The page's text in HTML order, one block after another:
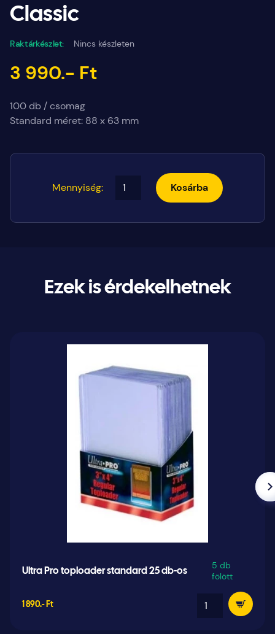
Classic
Raktárkészlet: Nincs készleten
3 990.- Ft
100 db / csomag
Standard méret: 88 x 63 mm
Mennyiség: Kosárba
Ezek is érdekelhetnek
Ultra Pro toploader standard 25 db-os
5 db
fölött
1 890.- Ft